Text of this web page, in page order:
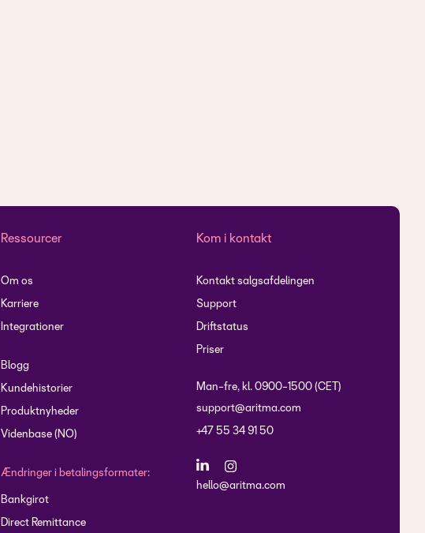
Ressourcer
Om os
Karriere
Integrationer
Blogg
Kundehistorier
Produktnyheder
Videnbase (NO)
Ændringer i betalingsformater:
Bankgirot
Direct Remittance
Kom i kontakt
Kontakt salgsafdelingen
Support
Driftstatus
Priser
Man-fre, kl. 0900-1500 (CET)
support@aritma.com
+47 55 34 91 50
hello@aritma.com